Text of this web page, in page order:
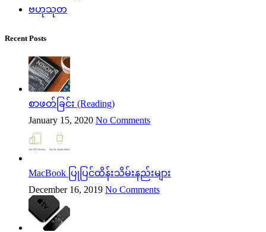
ဗဟုသုတ
Recent Posts
စာဖတ်ခြင်း (Reading)
January 15, 2020 No Comments
MacBook ပြုပြင်ထိန်းသိမ်းနည်းများ
December 16, 2019 No Comments